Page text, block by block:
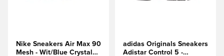
Nike Sneakers Air Max 90
Mesh - Wit/Blue Crystal
adidas Originals Sneakers
Adistar Control 5 -